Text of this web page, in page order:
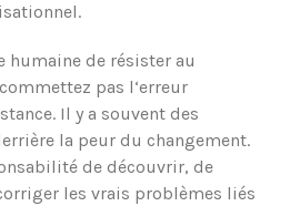
humaine de résister au
pas l‘erreur
Il y a souvent des
la peur du changement.
de découvrir, de
les vrais problèmes liés